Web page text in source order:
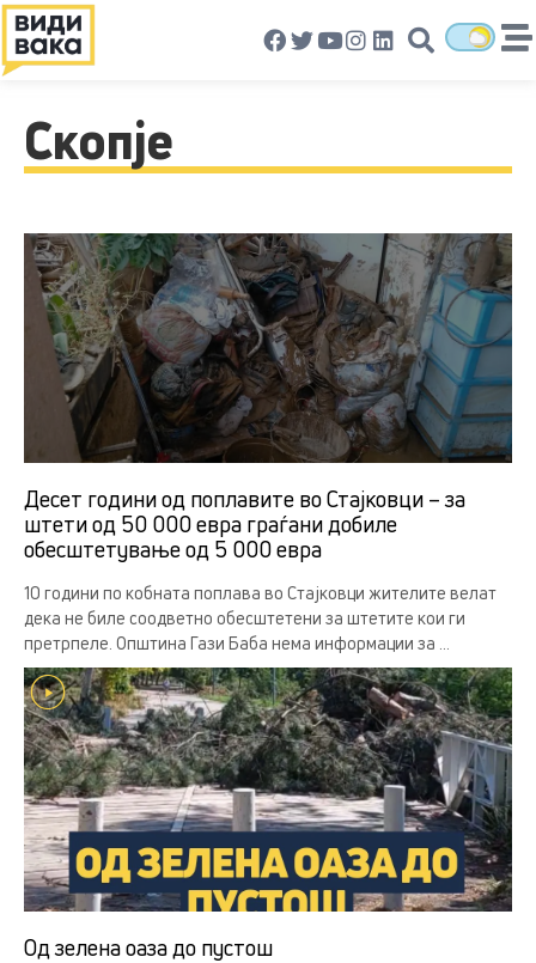
Скопје
Десет години од поплавите во Стајковци – за
штети од 50 000 евра граѓани добиле
обесштетување од 5 000 евра
10 години по кобната поплава во Стајковци жителите велат
дека не биле соодветно обесштетени за штетите кои ги
претрпеле. Општина Гази Баба нема информации за ...
Од зелена оаза до пустош